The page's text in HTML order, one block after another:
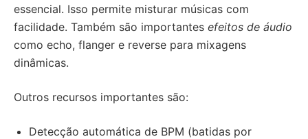
essencial. Isso permite misturar músicas com
facilidade. Também são importantes efeitos de áudio
como echo, flanger e reverse para mixagens
dinâmicas.
Outros recursos importantes são:
Detecção automática de BPM (batidas por